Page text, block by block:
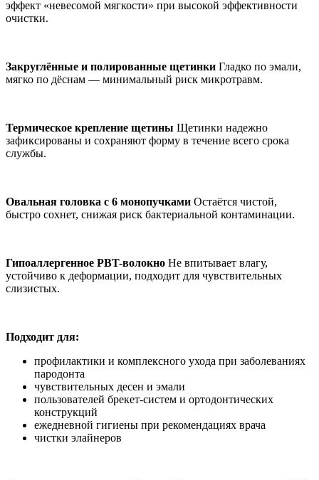
эффект «невесомой мягкости» при высокой эффективности
очистки.
Закруглённые и полированные щетинки Гладко по эмали,
мягко по дёснам — минимальный риск микротравм.
Термическое крепление щетины Щетинки надежно
зафиксированы и сохраняют форму в течение всего срока
службы.
Овальная головка с 6 монопучками Остаётся чистой,
быстро сохнет, снижая риск бактериальной контаминации.
Гипоаллергенное PBT-волокно Не впитывает влагу,
устойчиво к деформации, подходит для чувствительных
слизистых.
Подходит для:
профилактики и комплексного ухода при заболеваниях
пародонта
чувствительных десен и эмали
пользователей брекет-систем и ортодонтических
конструкций
ежедневной гигиены при рекомендациях врача
чистки элайнеров